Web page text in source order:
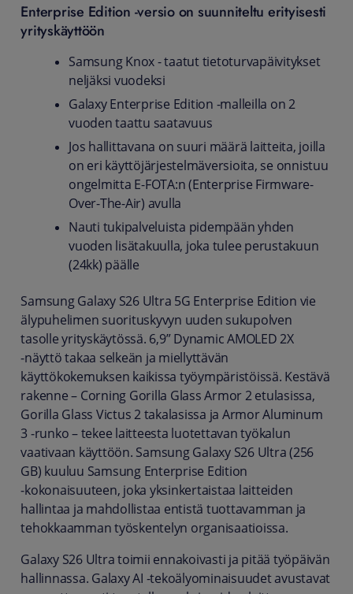
Enterprise Edition -versio on suunniteltu erityisesti
yrityskäyttöön
Samsung Knox - taatut tietoturvapäivitykset
neljäksi vuodeksi
Galaxy Enterprise Edition -malleilla on 2
vuoden taattu saatavuus
Jos hallittavana on suuri määrä laitteita, joilla
on eri käyttöjärjestelmäversioita, se onnistuu
ongelmitta E-FOTA:n (Enterprise Firmware-
Over-The-Air) avulla
Nauti tukipalveluista pidempään yhden
vuoden lisätakuulla, joka tulee perustakuun
(24kk) päälle
Samsung Galaxy S26 Ultra 5G Enterprise Edition vie
älypuhelimen suorituskyvyn uuden sukupolven
tasolle yrityskäytössä. 6,9” Dynamic AMOLED 2X
‑näyttö takaa selkeän ja miellyttävän
käyttökokemuksen kaikissa työympäristöissä. Kestävä
rakenne – Corning Gorilla Glass Armor 2 etulasissa,
Gorilla Glass Victus 2 takalasissa ja Armor Aluminum
3 ‑runko – tekee laitteesta luotettavan työkalun
vaativaan käyttöön. Samsung Galaxy S26 Ultra (256
GB) kuuluu Samsung Enterprise Edition
‑kokonaisuuteen, joka yksinkertaistaa laitteiden
hallintaa ja mahdollistaa entistä tuottavamman ja
tehokkaamman työskentelyn organisaatioissa.
Galaxy S26 Ultra toimii ennakoivasti ja pitää työpäivän
hallinnassa. Galaxy AI -tekoälyominaisuudet avustavat